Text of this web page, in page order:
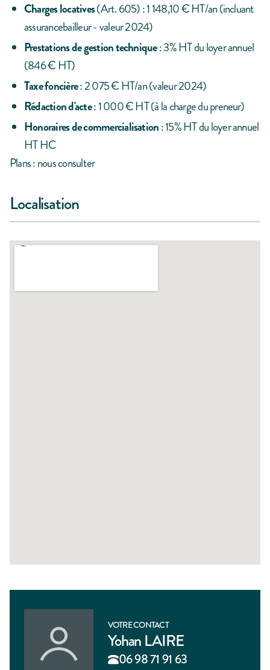
Charges locatives(Art. 605) : 1 148,10 € HT/an (incluant
assurancebailleur - valeur 2024)
Prestations de gestion technique: 3% HT du loyer annuel
(846 € HT)
Taxe foncière: 2 075 € HT/an (valeur 2024)
Rédaction d'acte: 1 000 € HT (à la charge du preneur)
Honoraires de commercialisation: 15% HT du loyer annuel
HT HC
Plans : nous consulter
Localisation
VOTRE CONTACT
Yohan LAIRE
06 98 71 91 63